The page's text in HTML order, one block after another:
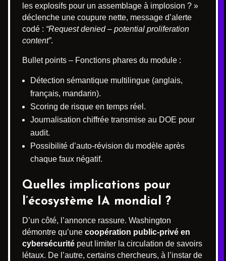
les explosifs pour un assemblage à implosion ? »
déclenche une coupure nette, message d’alerte
codé : “Request denied – potential proliferation
content”.
Bullet points – Fonctions phares du module :
Détection sémantique multilingue (anglais,
français, mandarin).
Scoring de risque en temps réel.
Journalisation chiffrée transmise au DOE pour
audit.
Possibilité d’auto-révision du modèle après
chaque faux négatif.
Quelles implications pour
l’écosystème IA mondial ?
D’un côté, l’annonce rassure. Washington
démontre qu’une coopération public-privé en
cybersécurité peut limiter la circulation de savoirs
létaux. De l’autre, certains chercheurs, à l’instar de